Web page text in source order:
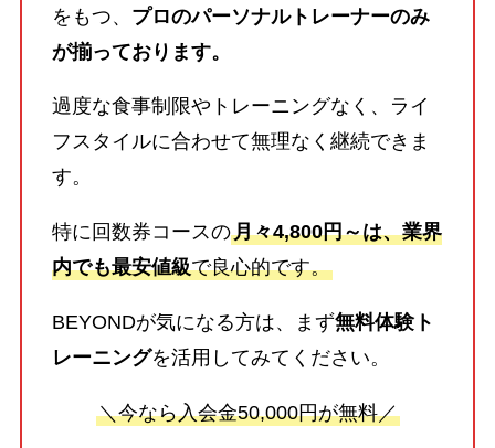
をもつ、 プロのパーソナルトレーナーのみ
が揃っております。
過度な食事制限やトレーニングなく、ライ
フスタイルに合わせて無理なく継続できま
す。
特に回数券コースの月々4,800円～は、業界
内でも最安値級で良心的です。
BEYONDが気になる方は、まず無料体験ト
レーニングを活用してみてください。
＼今なら入会金50,000円が無料／